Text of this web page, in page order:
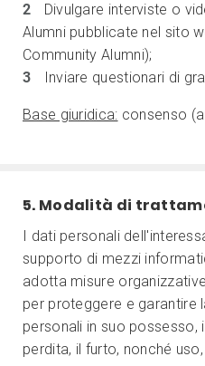
Divulgare interviste o
Alumni pubblicate nel sito
Community Alumni);
Inviare questionari di
Base giuridica: consenso
5. Modalità di
I dati personali
supporto di mezzi
adotta misure
per proteggere e garantire
personali in suo
perdita, il furto, nonché